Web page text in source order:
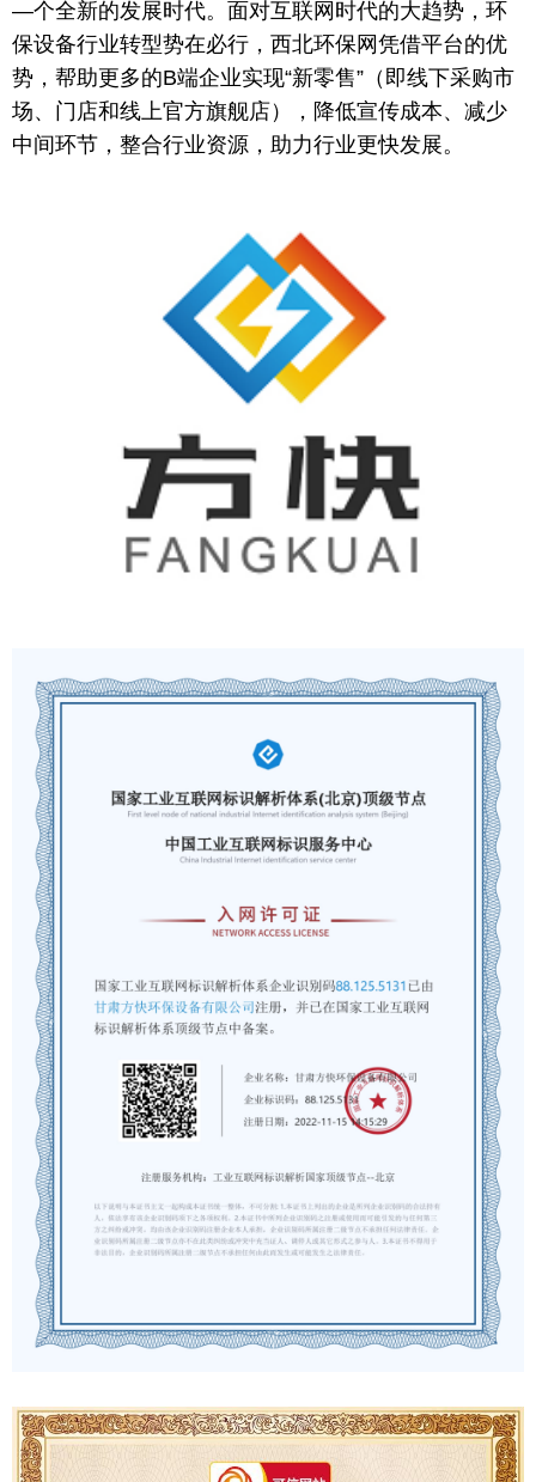
—个全新的发展时代。面对互联网时代的大趋势，环
保设备行业转型势在必行，西北环保网凭借平台的优
势，帮助更多的B端企业实现“新零售”（即线下采购市
场、门店和线上官方旗舰店），降低宣传成本、减少
中间环节，整合行业资源，助力行业更快发展。